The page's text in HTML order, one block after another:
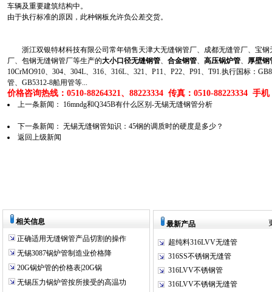
车辆及重要建筑结构中。
由于执行标准的原因，此种钢板允许负公差交货。
浙江双银特材科技有限公司常年销售天津大无缝钢管厂、成都无缝管厂、宝钢
厂、包钢无缝钢管厂等生产的大小口径无缝钢管、 合金钢管、 高压锅炉管、
厚壁钢
10CrMO910、304、304L、316、316L、321、P11、P22、P91、T91.执行国标：
管、GB5312-8船用管等...
价格咨询热线：0510-88264321、88223334 传真：0510-88223334 手机
上一条新闻： 16mndg和Q345B有什么区别-无锡无缝钢管分析
下一条新闻： 无锡无缝钢管知识：45钢的调质时的硬度是多少？
返回上级新闻
相关信息
正确适用无缝钢管产品切割的操作
无锡3087锅炉管制造业价格降
20G锅炉管的价格表|20G锅
无锡压力锅炉管按所接受的高温功
最新产品
超纯料316LVV无缝管
316SS不锈钢无缝管
316LVV不锈钢管
316LVV不锈钢无缝管